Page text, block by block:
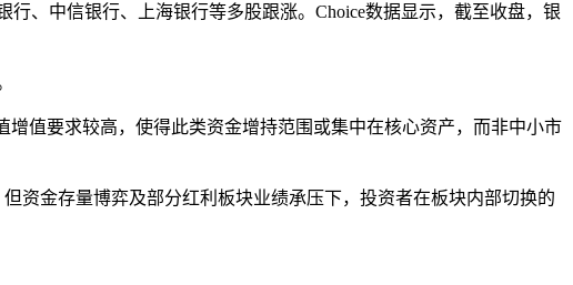
、中信银行、上海银行等多股跟涨。Choice数据显示，截至收盘，银
值要求较高，使得此类资金增持范围或集中在核心资产，而非中小市
资金存量博弈及部分红利板块业绩承压下，投资者在板块内部切换的